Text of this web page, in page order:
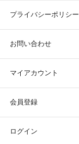
プライバシーポリシー
お問い合わせ
マイアカウント
会員登録
ログイン